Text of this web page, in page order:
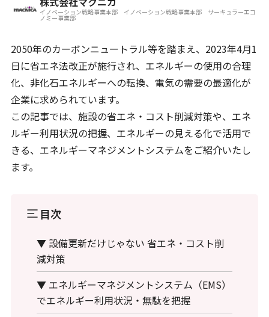
イノベーション戦略事業本部 イノベーション戦略事業本部 サーキュラーエコ
ノミー事業部
2050年のカーボンニュートラル等を踏まえ、2023年4月1
日に省エネ法改正が施行され、エネルギーの使用の合理
化、非化石エネルギーへの転換、電気の需要の最適化が
企業に求められています。
この記事では、施設の省エネ・コスト削減対策や、エネ
ルギー利用状況の把握、エネルギーの見える化で活用で
きる、エネルギーマネジメントシステムをご紹介いたし
ます。
目次
▼ 設備更新だけじゃない 省エネ・コスト削
減対策
▼ エネルギーマネジメントシステム（EMS）
でエネルギー利用状況・無駄を把握